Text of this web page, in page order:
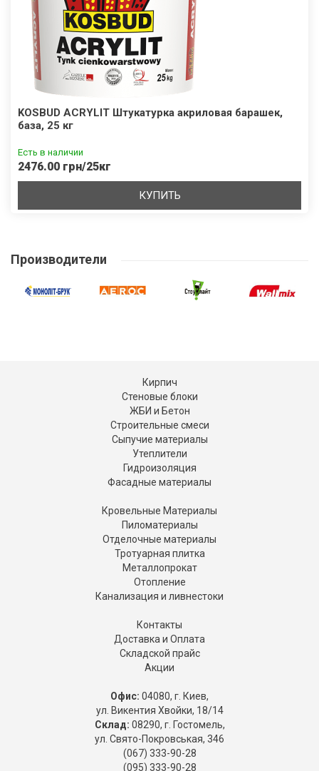
KOSBUD ACRYLIT Штукатурка акриловая барашек,
база, 25 кг
Есть в наличии
2476.00 грн/25кг
КУПИТЬ
Производители
Кирпич
Стеновые блоки
ЖБИ и Бетон
Строительные смеси
Сыпучие материалы
Утеплители
Гидроизоляция
Фасадные материалы
Кровельные Материалы
Пиломатериалы
Отделочные материалы
Тротуарная плитка
Металлопрокат
Отопление
Канализация и ливнестоки
Контакты
Доставка и Оплата
Складской прайс
Акции
Офис: 04080, г. Киев,
ул. Викентия Хвойки, 18/14
Склад: 08290, г. Гостомель,
ул. Свято-Покровськая, 346
(067) 333-90-28
(095) 333-90-28